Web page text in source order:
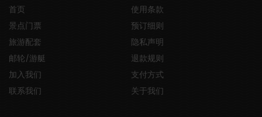
首页
使用条款
景点门票
预订细则
旅游配套
隐私声明
邮轮/游艇
退款规则
加入我们
支付方式
联系我们
关于我们